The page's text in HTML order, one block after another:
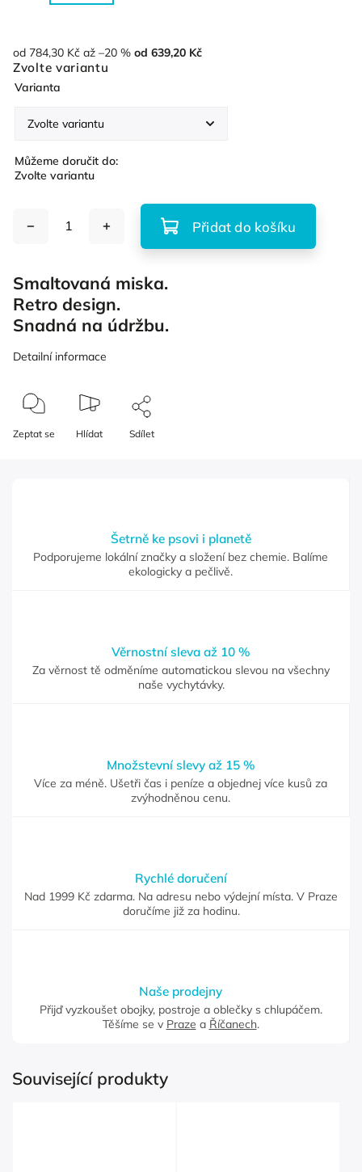
od 784,30 Kč až –20 % od 639,20 Kč
Zvolte variantu
Varianta
Můžeme doručit do:
Zvolte variantu
Přidat do košíku
Smaltovaná miska.
Retro design.
Snadná na údržbu.
Detailní informace
Zeptat se Hlídat Sdílet
Šetrně ke psovi i planetě
Podporujeme lokální značky a složení bez chemie. Balíme
ekologicky a pečlivě.
Věrnostní sleva až 10 %
Za věrnost tě odměníme automatickou slevou na všechny
naše vychytávky.
Množstevní slevy až 15 %
Více za méně. Ušetři čas i peníze a objednej více kusů za
zvýhodněnou cenu.
Rychlé doručení
Nad 1999 Kč zdarma. Na adresu nebo výdejní místa. V Praze
doručíme již za hodinu.
Naše prodejny
Přijď vyzkoušet obojky, postroje a oblečky s chlupáčem.
Těšíme se v Praze a Říčanech.
Související produkty